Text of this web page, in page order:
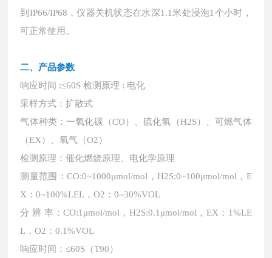
到IP66/IP68，仪器关机状态在水深1.1米处浸泡1个小时，
可正常使用。
二、产品参数
响应时间 :≤60S 检测原理 : 电化
采样方式：扩散式
气体种类：一氧化碳（CO）、硫化氢（H2S）、可燃气体
（EX）、氧气（O2）
检测原理：催化燃烧原理、电化学原理
测量范围：CO:0~1000μmol/mol，H2S:0~100μmol/mol，E
X：0~100%LEL，O2：0~30%VOL
分 辨 率：CO:1μmol/mol，H2S:0.1μmol/mol，EX：1%LE
L，O2：0.1%VOL
响应时间： ≤60S（T90）